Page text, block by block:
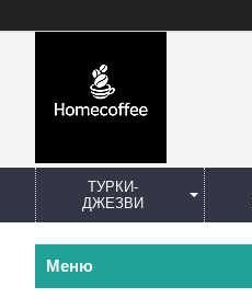
ТУРКИ-
ДЖЕЗВИ